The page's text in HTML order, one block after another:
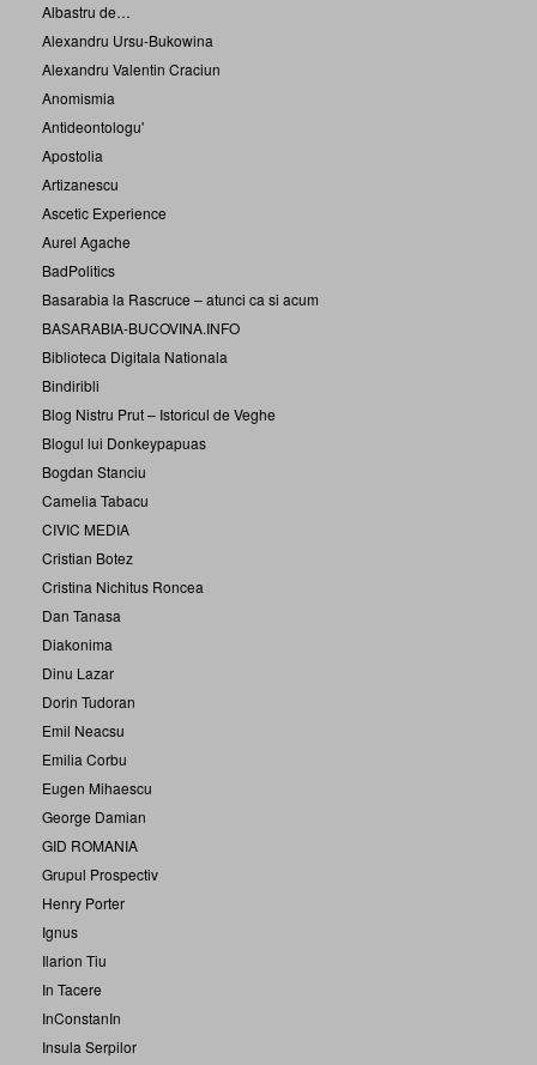
Albastru de…
Alexandru Ursu-Bukowina
Alexandru Valentin Craciun
Anomismia
Antideontologu'
Apostolia
Artizanescu
Ascetic Experience
Aurel Agache
BadPolitics
Basarabia la Rascruce – atunci ca si acum
BASARABIA-BUCOVINA.INFO
Biblioteca Digitala Nationala
Bindiribli
Blog Nistru Prut – Istoricul de Veghe
Blogul lui Donkeypapuas
Bogdan Stanciu
Camelia Tabacu
CIVIC MEDIA
Cristian Botez
Cristina Nichitus Roncea
Dan Tanasa
Diakonima
Dinu Lazar
Dorin Tudoran
Emil Neacsu
Emilia Corbu
Eugen Mihaescu
George Damian
GID ROMANIA
Grupul Prospectiv
Henry Porter
Ignus
Ilarion Tiu
In Tacere
InConstanIn
Insula Serpilor